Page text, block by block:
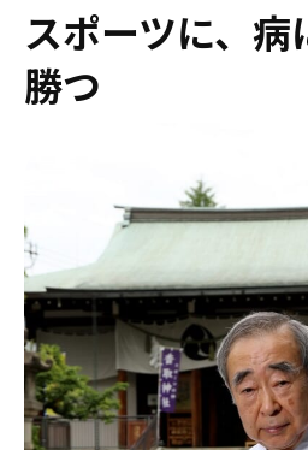
スポーツに、病
勝つ